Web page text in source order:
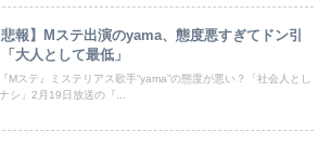
住み込み先の工場には、女性に異常なほど馴れ馴れしいおっさんがいた。周囲も困り果てていて…
悲報】Mステ出演のyama、態度悪すぎてドン引
大人として最低」
Mステ』ミステリアス歌手“yama”の態度が悪い？「社会人とし
シ」2月19日放送の『...